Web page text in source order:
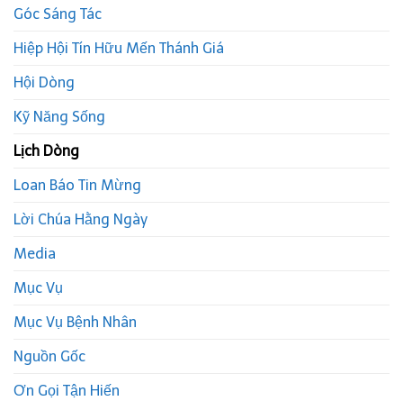
Góc Sáng Tác
Hiệp Hội Tín Hữu Mến Thánh Giá
Hội Dòng
Kỹ Năng Sống
Lịch Dòng
Loan Báo Tin Mừng
Lời Chúa Hằng Ngày
Media
Mục Vụ
Mục Vụ Bệnh Nhân
Nguồn Gốc
Ơn Gọi Tận Hiến